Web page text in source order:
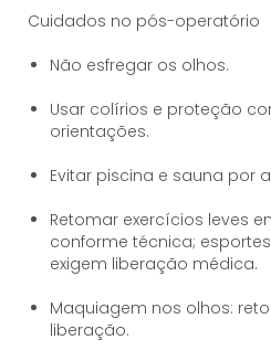
Cuidados no pós-operatório
Não esfregar os olhos.
Usar colírios e proteção
orientações.
Evitar piscina e sauna por
Retomar exercícios leves
conforme técnica;
exigem liberação médica.
Maquiagem nos olhos:
liberação.